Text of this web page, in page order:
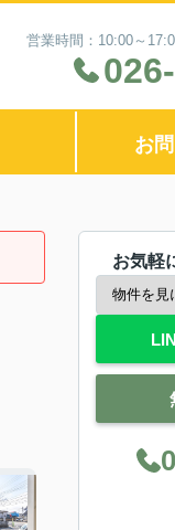
営業時間：10:00～
お
お気軽